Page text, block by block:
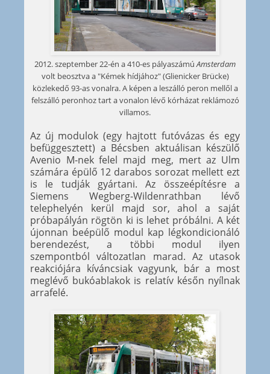
2012. szeptember 22-én a 410-es pályaszámúAmsterdam
volt beosztva a "Kémek hídjához" (Glienicker Brücke)
közlekedő 93-as vonalra. A képen a leszálló peron mellől a
felszálló peronhoz tart a vonalon lévő kórházat reklámozó
villamos.
Az új modulok (egy hajtott futóvázas és egy
befüggesztett) a Bécsben aktuálisan készülő
Avenio M-nek felel majd meg, mert az Ulm
számára épülő 12 darabos sorozat mellett ezt
is le tudják gyártani. Az összeépítésre a
Siemens Wegberg-Wildenrathban lévő
telephelyén kerül majd sor, ahol a saját
próbapályán rögtön ki is lehet próbálni. A két
újonnan beépülő modul kap légkondicionáló
berendezést, a többi modul ilyen
szempontból változatlan marad. Az utasok
reakciójára kíváncsiak vagyunk, bár a most
meglévő bukóablakok is relatív későn nyílnak
arrafelé.